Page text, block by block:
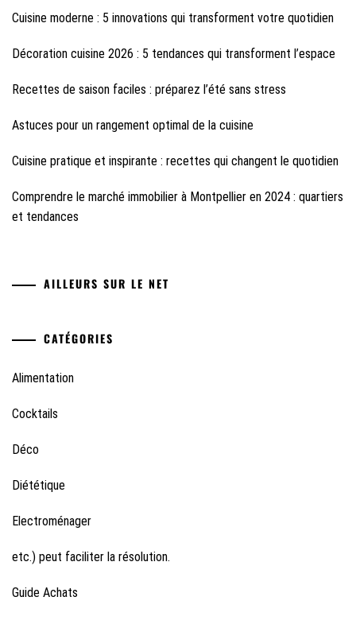
Cuisine moderne : 5 innovations qui transforment votre quotidien
Décoration cuisine 2026 : 5 tendances qui transforment l’espace
Recettes de saison faciles : préparez l’été sans stress
Astuces pour un rangement optimal de la cuisine
Cuisine pratique et inspirante : recettes qui changent le quotidien
Comprendre le marché immobilier à Montpellier en 2024 : quartiers
et tendances
AILLEURS SUR LE NET
CATÉGORIES
Alimentation
Cocktails
Déco
Diététique
Electroménager
etc.) peut faciliter la résolution.
Guide Achats